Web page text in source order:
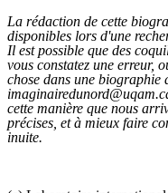
La rédaction de cette
disponibles lors d'une
Il est possible que des
vous constatez une erreur,
chose dans une biographie
cette manière que nous
précises, et à mieux faire
inuite.